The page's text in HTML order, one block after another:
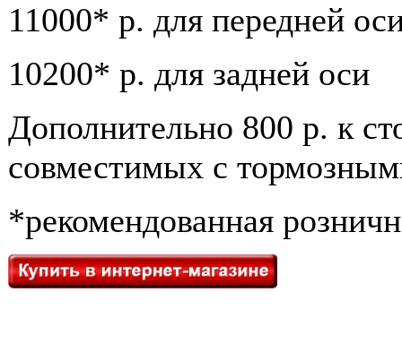
11000* р. для передней
10200* р. для задней оси
Дополнительно 800 р. к
совместимых с
*рекомендованная